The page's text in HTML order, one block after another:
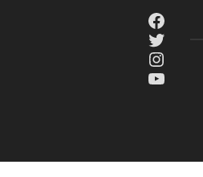
Facebook
Twitter
Instagram
YouTube